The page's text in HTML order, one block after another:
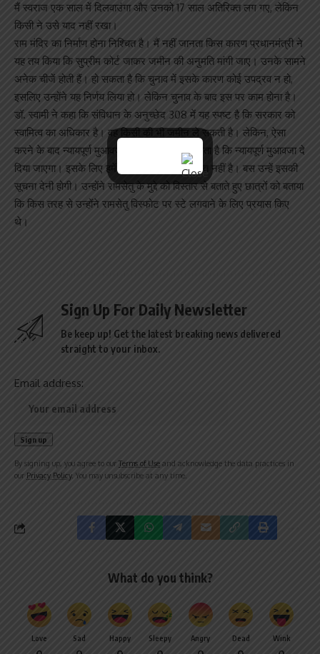
मैं स्वराज एक साल में दिलवाउंगा और उनको 17 साल अतिरिक्त लग गए, लेकिन
किसी ने उसे याद नहीं रखा।
राम मंदिर का निर्माण होना निश्चित है। मैं नहीं जानता किस कारण प्रधानमंत्री ने
यह तय किया कि सुप्रीम कोर्ट जाकर जमीन की अनुमति मांगी जाए। उनके सामने
अनेक चीजें होती हैं। हो सकता है कि चुनाव में इसके कारण कोई उपद्रव न हो,
इसलिए उन्होंने यह निर्णय लिया हो। लेकिन चुनाव के बाद इस पर काम होना है।
डॉ. स्वामी ने कहा कि संविधान के अनुच्छेद 308 में यह स्पष्ट है कि सरकार को
स्वामित्व का अधिकार है। वह किसी की भी जमीन ले सकती है। लेकिन, ऐसा
करने के बाद न्यायपूर्ण मुआवजा देना चाहिए। मुझे लगता है कि न्यायपूर्ण मुआवजा दे
दिया जाएगा। इसके लिए हमें कोर्ट भी जाने की जरूरत नहीं है। बस उन्हें इसकी
सूचना देनी होगी। उन्होंने रामसेतु के मुद्दे को विस्तार से बताते हुए छात्रों को बताया
कि किस तरह से उन्होंने रामसेतु विस्फोट पर स्टे लगवाने के लिए प्रयास किए
थे।
Sign Up For Daily Newsletter
Be keep up! Get the latest breaking news delivered
straight to your inbox.
Email address:
By signing up, you agree to our Terms of Use and acknowledge the data practices in
our Privacy Policy. You may unsubscribe at any time.
What do you think?
Love Sad Happy Sleepy Angry Dead Wink